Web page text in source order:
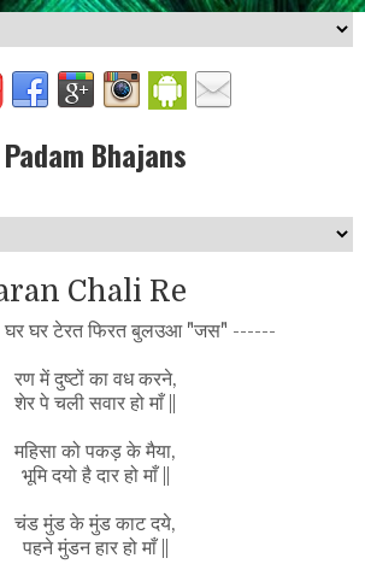
Padam Bhajans
Chali Re
घर घर टेरत फिरत बुलउआ "जस" ------
रण में दुष्टों का वध करने,
शेर पे चली सवार हो माँ ||
महिसा को पकड़ के मैया,
भूमि दयो है दार हो माँ ||
चंड मुंड के मुंड काट दये,
पहने मुंडन हार हो माँ ||